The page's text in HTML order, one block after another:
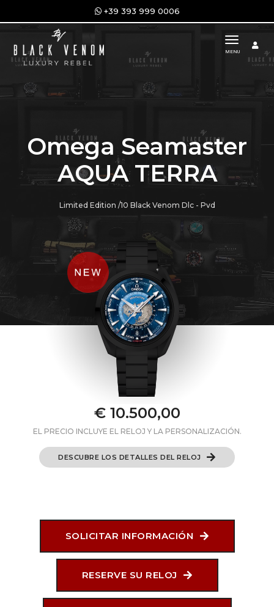
+39 393 999 0006
toggle
MENU
Omega Seamaster
AQUA TERRA
Limited Edition /10 Black Venom Dlc - Pvd
€ 10.500,00
EL PRECIO INCLUYE EL RELOJ Y LA PERSONALIZACIÓN.
DESCUBRE LOS DETALLES DEL RELOJ
SOLICITAR INFORMACIÓN
RESERVE SU RELOJ